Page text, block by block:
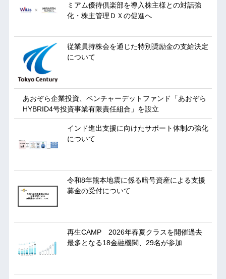
ミアム優待倶楽部を導入株主様との対話強
化・株主管理ＤＸの促進へ
従業員持株会を通じた特別奨励金の支給決定
について
あおぞら企業投資、ベンチャーデットファンド「あおぞら
HYBRID4号投資事業有限責任組合」を設立
インド進出支援に向けたサポート体制の強化
について
令和8年熊本地震に係る暗号資産による支援
募金の受付について
再生CAMP 2026年春夏クラスを開催過去
最多となる18金融機関、29名が参加